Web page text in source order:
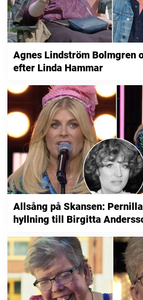
Agnes Lindström Bolmgren
efter Linda Hammar
Allsång på Skansen:
hyllning till Birgitta